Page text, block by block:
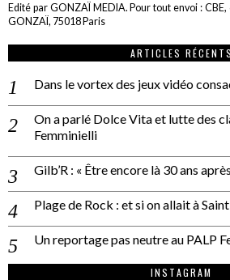
Edité par GONZAÏ MEDIA. Pour tout envoi :
GONZAÏ, 75018 Paris
ARTICLES RÉCENTS
Dans le vortex des jeux vidéo
On a parlé Dolce Vita et lutte des
Femminielli
Gilb’R : « Être encore là 30 ans
Plage de Rock : et si on allait à
Un reportage pas neutre au PALP
INSTAGRAM